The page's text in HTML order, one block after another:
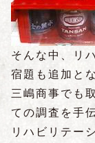
そんな中、リ
宿題も追加と
三嶋商事でも
ての調査を手
リハビリテー